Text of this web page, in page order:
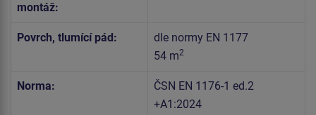
montáž:
Povrch, tlumící pád:
dle normy EN 1177
54 m2
Norma:
ČSN EN 1176-1 ed.2
+A1:2024